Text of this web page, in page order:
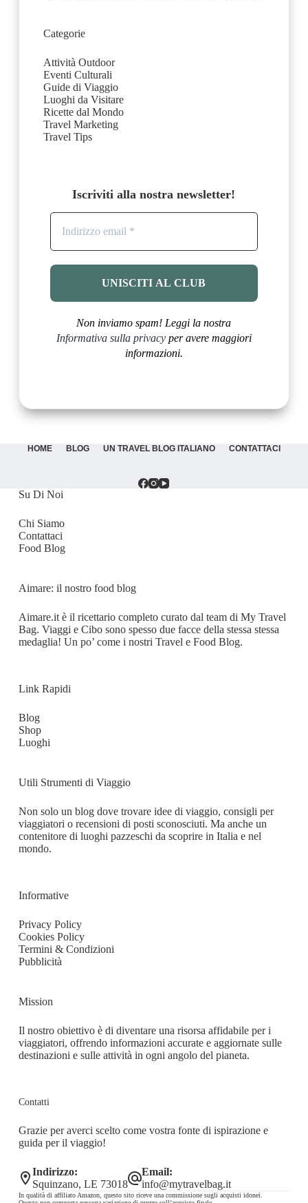
Categorie
Attività Outdoor
Eventi Culturali
Guide di Viaggio
Luoghi da Visitare
Ricette dal Mondo
Travel Marketing
Travel Tips
Iscriviti alla nostra newsletter!
Non inviamo spam! Leggi la nostra
Informativa sulla privacyper avere maggiori
informazioni.
HOME BLOG UN TRAVEL BLOG ITALIANO CONTATTACI
Su Di Noi
Chi Siamo
Contattaci
Food Blog
Aimare: il nostro food blog
Aimare.itè il ricettario completo curato dal team di My Travel
Bag. Viaggi e Cibo sono spesso due facce della stessa stessa
medaglia! Un po’ come i nostri Travel e Food Blog.
Link Rapidi
Blog
Shop
Luoghi
Utili Strumenti di Viaggio
Non solo un blog dove trovare idee di viaggio, consigli per
viaggiatori o recensioni di posti sconosciuti. Ma anche un
contenitore di luoghi pazzeschi da scoprire in Italia e nel
mondo.
Informative
Privacy Policy
Cookies Policy
Termini & Condizioni
Pubblicità
Mission
Il nostro obiettivo è di diventare una risorsa affidabile per i
viaggiatori, offrendo informazioni accurate e aggiornate sulle
destinazioni e sulle attività in ogni angolo del pianeta.
Contatti
Grazie per averci scelto come vostra fonte di ispirazione e
guida per il viaggio!
Indirizzo:
Squinzano, LE 73018
Email:
info@mytravelbag.it
In qualità di affiliato Amazon, questo sito riceve una commissione sugli acquisti idonei.